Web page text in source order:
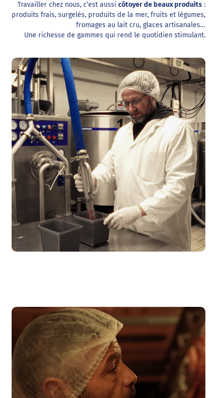
Travailler chez nous, c’est aussi côtoyer de beaux produits :
produits frais, surgelés, produits de la mer, fruits et légumes,
fromages au lait cru, glaces artisanales…
Une richesse de gammes qui rend le quotidien stimulant.